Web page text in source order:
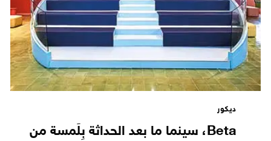
ديكور
Beta، سينما ما بعد الحداثة بِلَمسة من